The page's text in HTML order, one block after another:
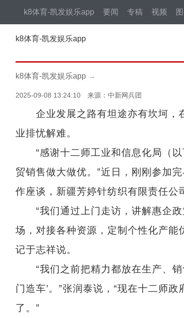
k8体育-凯发娱乐app 要闻 专稿 视频
k8体育-凯发娱乐app
k8体育-凯发娱乐app →
2025-09-08 13:24:10 来源：中新网兵团
企业发展之路有坦途亦有坎坷，在
业排忧解难。
“感谢十二师工业和信息化局（以
贸销售做大做优。”近日，刚刚参加
作座谈，新疆芳婷针纺织有限责任公
“我们通过上门走访，讲解惠企政
场，对接各种资源，定制个性化产能
记于志祥说。
“我们之前把精力都放在生产、销
门造车’。”张润泰说，“现在十二师
了。”